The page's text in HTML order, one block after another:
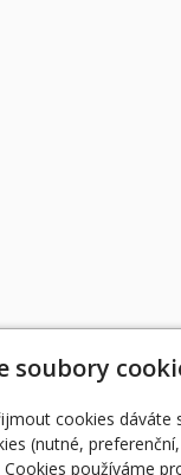
za
soubory
cookies dáváte
(nutné,
používáme